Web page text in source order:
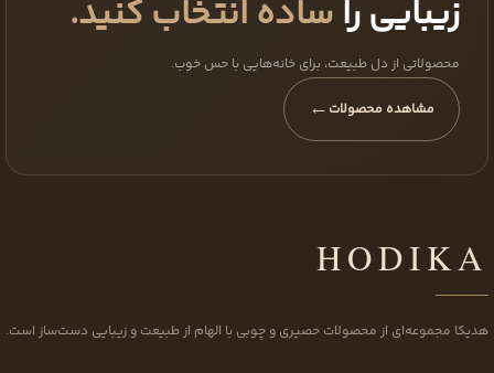
زیبایی را ساده انتخاب کنید.
محصولاتی از دل طبیعت، برای خانه‌هایی با حس خوب.
مشاهده محصولات ←
HODIKA
هدیکا مجموعه‌ای از محصولات حصیری و چوبی با الهام از طبیعت و زیبایی دست‌ساز است.